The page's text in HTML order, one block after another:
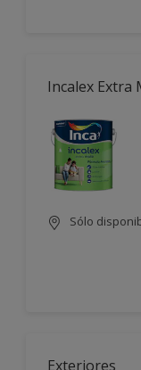
Incalex Extra
Sólo
Exteriores